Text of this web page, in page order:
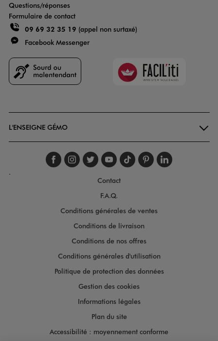
Questions/réponses
Formulaire de contact
09 69 32 35 19 (appel non surtaxé)
Facebook Messenger
Faciliti
L'ENSEIGNE GÉMO
Suivez-nous sur
Suivez-nous sur
Suivez-nous sur
Suivez-nous
Suivez-nous
Suivez-
.
Contact
F.A.Q.
Conditions générales de ventes
Conditions de livraison
Conditions de nos offres
Conditions générales d'utilisation
Politique de protection des données
Gestion des cookies
Informations légales
Plan du site
Accessibilité : moyennement conforme